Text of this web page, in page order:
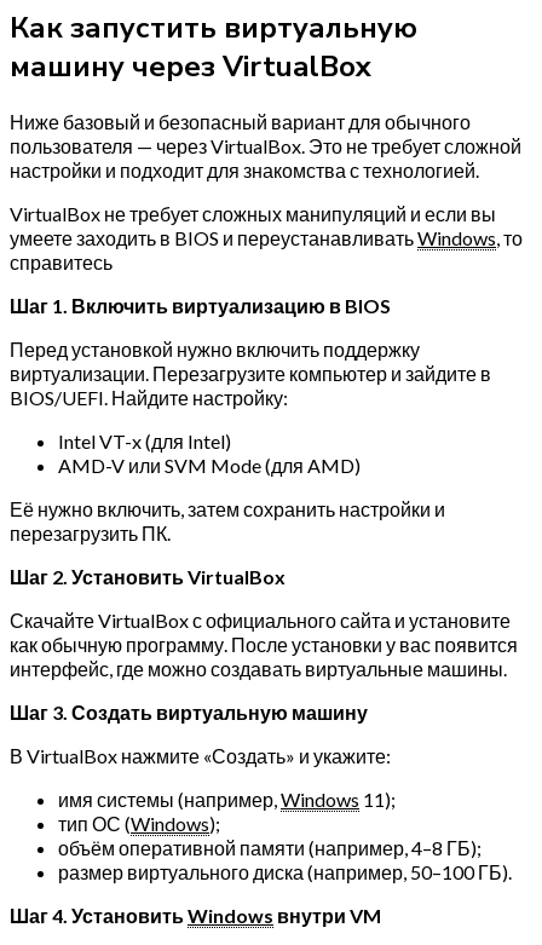
Как запустить виртуальную
машину через VirtualBox
Ниже базовый и безопасный вариант для обычного
пользователя — через VirtualBox. Это не требует сложной
настройки и подходит для знакомства с технологией.
VirtualBox не требует сложных манипуляций и если вы
умеете заходить в BIOS и переустанавливатьWindows , то
справитесь
Шаг 1. Включить виртуализацию в BIOS
Перед установкой нужно включить поддержку
виртуализации. Перезагрузите компьютер и зайдите в
BIOS/UEFI. Найдите настройку:
Intel VT-x (для Intel)
AMD-V или SVM Mode (для AMD)
Её нужно включить, затем сохранить настройки и
перезагрузить ПК.
Шаг 2. Установить VirtualBox
Скачайте VirtualBox с официального сайта и установите
как обычную программу. После установки у вас появится
интерфейс, где можно создавать виртуальные машины.
Шаг 3. Создать виртуальную машину
В VirtualBox нажмите «Создать» и укажите:
имя системы (например, Windows 11);
тип ОС (Windows);
объём оперативной памяти (например, 4–8 ГБ);
размер виртуального диска (например, 50–100 ГБ).
Шаг 4. УстановитьWindows внутри VM